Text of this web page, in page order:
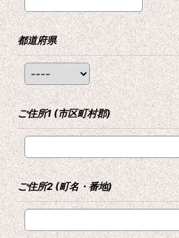
都道府県
ご住所1(市区町村郡)
ご住所2(町名・番地)